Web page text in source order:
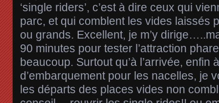
‘single riders’, c’est à dire ceux qui
parc, et qui comblent les vides laissés
ou grands. Excellent, je m’y
90 minutes pour tester l’attraction
beaucoup. Surtout qu’à l’arrivée, enfin
d’embarquement pour les nacelles, je
les départs des places vides non